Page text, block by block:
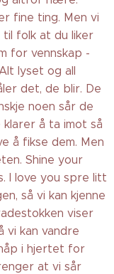
fine ting. Men vi
folk at du liker
for vennskap -
lyset og all
det, de blir. De
noen sår de
å ta imot så
å fikse dem. Men
Shine your
I love you spre litt
så vi kan kjenne
viser
vi kan vandre
i hjertet for
at vi sår